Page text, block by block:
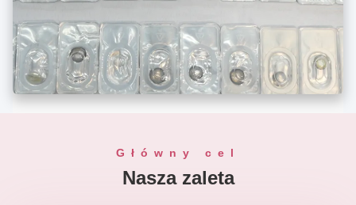
Główny cel
Nasza zaleta